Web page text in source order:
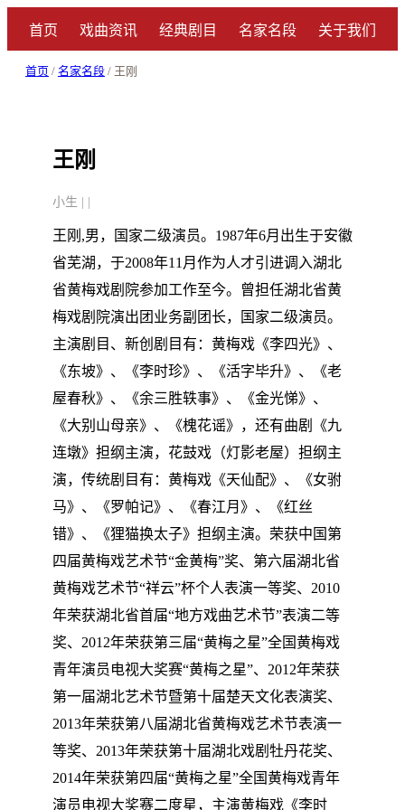
首页 戏曲资讯 经典剧目 名家名段 关于我们
首页 / 名家名段 / 王刚
王刚
小生 | |
王刚,男，国家二级演员。1987年6月出生于安徽
省芜湖，于2008年11月作为人才引进调入湖北
省黄梅戏剧院参加工作至今。曾担任湖北省黄
梅戏剧院演出团业务副团长，国家二级演员。
主演剧目、新创剧目有：黄梅戏《李四光》、
《东坡》、《李时珍》、《活字毕升》、《老
屋春秋》、《余三胜轶事》、《金光悌》、
《大别山母亲》、《槐花谣》，还有曲剧《九
连墩》担纲主演，花鼓戏（灯影老屋）担纲主
演，传统剧目有：黄梅戏《天仙配》、《女驸
马》、《罗帕记》、《春江月》、《红丝
错》、《狸猫换太子》担纲主演。荣获中国第
四届黄梅戏艺术节“金黄梅”奖、第六届湖北省
黄梅戏艺术节“祥云”杯个人表演一等奖、2010
年荣获湖北省首届“地方戏曲艺术节”表演二等
奖、2012年荣获第三届“黄梅之星”全国黄梅戏
青年演员电视大奖赛“黄梅之星”、2012年荣获
第一届湖北艺术节暨第十届楚天文化表演奖、
2013年荣获第八届湖北省黄梅戏艺术节表演一
等奖、2013年荣获第十届湖北戏剧牡丹花奖、
2014年荣获第四届“黄梅之星”全国黄梅戏青年
演员电视大奖赛二度星，主演黄梅戏《李时